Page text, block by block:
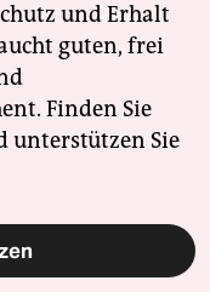
und Erhalt
guten, frei
Finden Sie
unterstützen Sie